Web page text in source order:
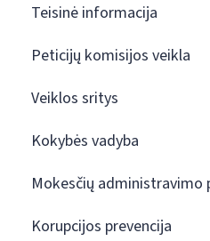
Teisinė informacija
Peticijų komisijos veikla
Veiklos sritys
Kokybės vadyba
Mokesčių administravimo
Korupcijos prevencija